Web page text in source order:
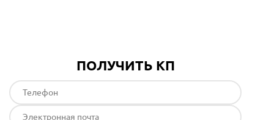
ПОЛУЧИТЬ КП